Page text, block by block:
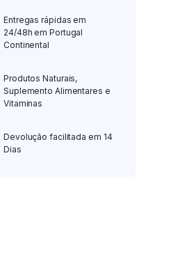
Entregas rápidas em
24/48h em Portugal
Continental
Produtos Naturais,
Suplemento Alimentares e
Vitaminas
Devolução facilitada em 14
Dias